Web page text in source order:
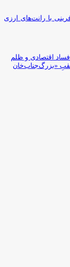
با رانت‌های ارزی
اقتصادی و ظلم
«بزرگ‌جناب‌خان